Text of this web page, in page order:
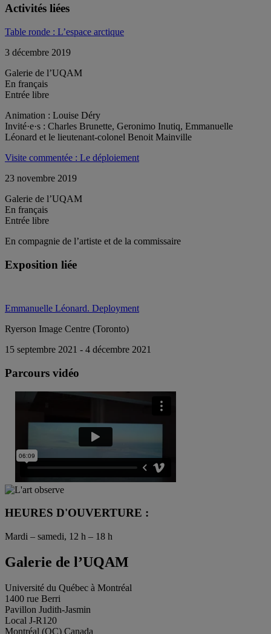
Activités liées
Table ronde : L’espace arctique
3 décembre 2019
Galerie de l’UQAM
En français
Entrée libre
Animation : Louise Déry
Invité·e·s : Charles Brunette, Geronimo Inutiq, Emmanuelle
Léonard et le lieutenant-colonel Benoit Mainville
Visite commentée : Le déploiement
23 novembre 2019
Galerie de l’UQAM
En français
Entrée libre
En compagnie de l’artiste et de la commissaire
Exposition liée
Emmanuelle Léonard. Deployment
Ryerson Image Centre (Toronto)
15 septembre 2021 - 4 décembre 2021
Parcours vidéo
HEURES D'OUVERTURE :
Mardi – samedi, 12 h – 18 h
Galerie de l’UQAM
Université du Québec à Montréal
1400 rue Berri
Pavillon Judith-Jasmin
Local J-R120
Montréal (QC) Canada